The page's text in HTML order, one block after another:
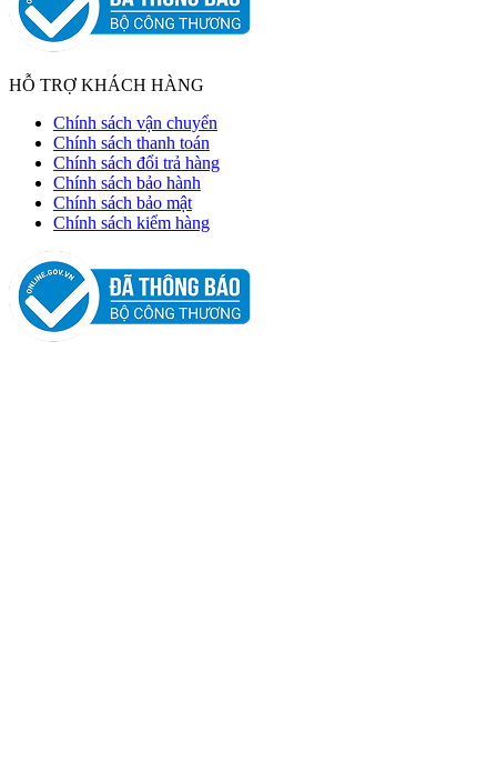
HỖ TRỢ KHÁCH HÀNG
Chính sách vận chuyển
Chính sách thanh toán
Chính sách đổi trả hàng
Chính sách bảo hành
Chính sách bảo mật
Chính sách kiểm hàng